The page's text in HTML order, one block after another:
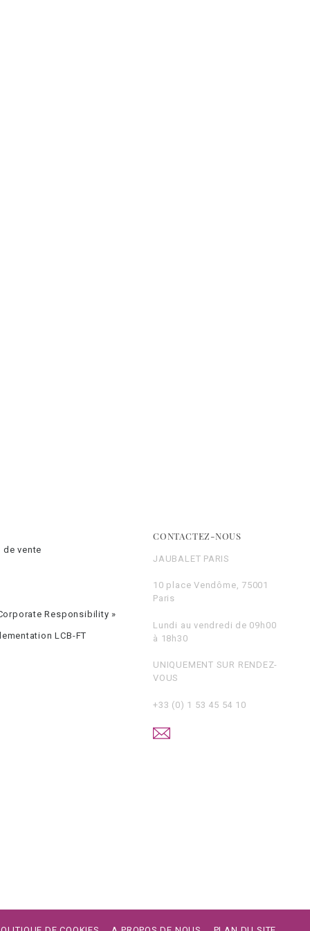
vente
Responsibility »
LCB-FT
CONTACTEZ-NOUS
JAUBALET PARIS
10 place Vendôme, 75001
Paris
Lundi au vendredi de 09h00
à 18h30
UNIQUEMENT SUR RENDEZ-
VOUS
+33 (0) 1 53 45 54 10